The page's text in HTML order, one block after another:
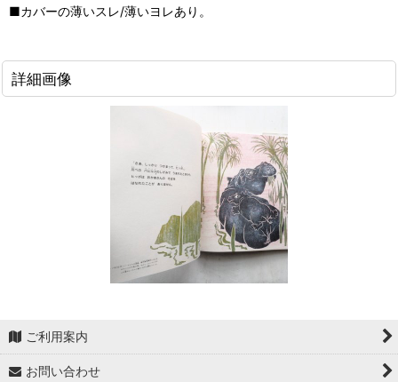
■カバーの薄いスレ/薄いヨレあり。
詳細画像
ご利用案内
お問い合わせ